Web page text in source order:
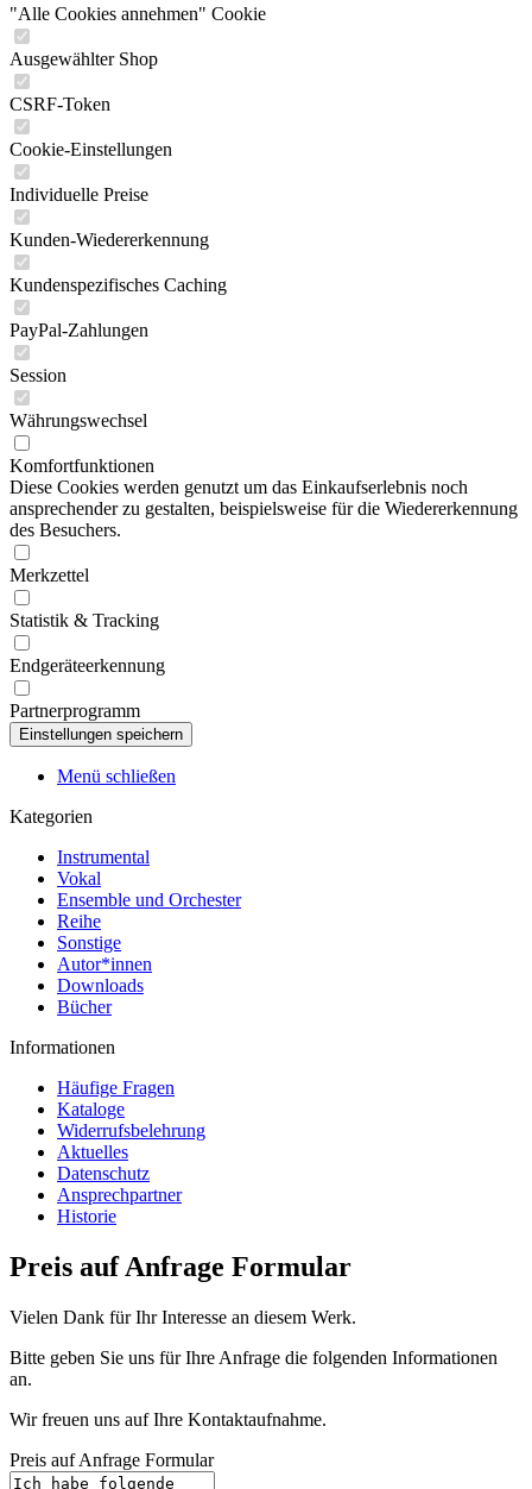
"Alle Cookies annehmen" Cookie
Ausgewählter Shop
CSRF-Token
Cookie-Einstellungen
Individuelle Preise
Kunden-Wiedererkennung
Kundenspezifisches Caching
PayPal-Zahlungen
Session
Währungswechsel
Komfortfunktionen
Diese Cookies werden genutzt um das Einkaufserlebnis noch
ansprechender zu gestalten, beispielsweise für die Wiedererkennung
des Besuchers.
Merkzettel
Statistik & Tracking
Endgeräteerkennung
Partnerprogramm
Menü schließen
Kategorien
Instrumental
Vokal
Ensemble und Orchester
Reihe
Sonstige
Autor*innen
Downloads
Bücher
Informationen
Häufige Fragen
Kataloge
Widerrufsbelehrung
Aktuelles
Datenschutz
Ansprechpartner
Historie
Preis auf Anfrage Formular
Vielen Dank für Ihr Interesse an diesem Werk.
Bitte geben Sie uns für Ihre Anfrage die folgenden Informationen
an.
Wir freuen uns auf Ihre Kontaktaufnahme.
Preis auf Anfrage Formular